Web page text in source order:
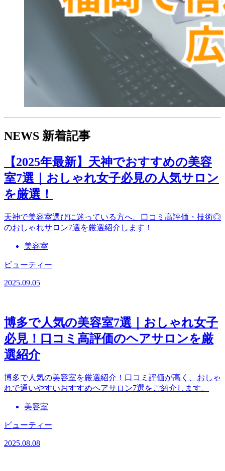
NEWS 新着記事
【2025年最新】天神でおすすめの美容
室7選｜おしゃれ女子必見の人気サロン
を厳選！
天神で美容室選びに迷っている方へ。口コミ高評価・技術◎
のおしゃれサロン7選を厳選紹介します！
美容室
ビューティー
2025.09.05
博多で人気の美容室7選｜おしゃれ女子
必見！口コミ高評価のヘアサロンを厳
選紹介
博多で人気の美容室を厳選紹介！口コミ評価が高く、おしゃ
れで通いやすいおすすめヘアサロン7選をご紹介します。
美容室
ビューティー
2025.08.08